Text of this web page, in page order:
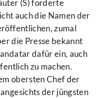
(S) forderte
auch die Namen der
zumal
die Presse bekannt
dafür ein, auch
zu machen.
obersten Chef der
der jüngsten